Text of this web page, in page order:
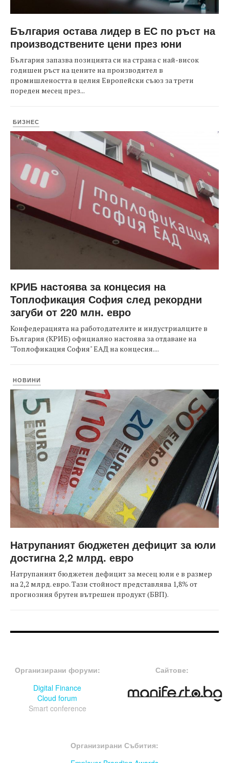
България остава лидер в ЕС по ръст на
производствените цени през юни
България запазва позицията си на страна с най-висок
годишен ръст на цените на производител в
промишлеността в целия Европейски съюз за трети
пореден месец през...
БИЗНЕС
КРИБ настоява за концесия на
Топлофикация София след рекордни
загуби от 220 млн. евро
Конфедерацията на работодателите и индустриалците в
България (КРИБ) официално настоява за отдаване на
"Топлофикация София" ЕАД на концесия....
НОВИНИ
Натрупаният бюджетен дефицит за юли
достигна 2,2 млрд. евро
Натрупаният бюджетен дефицит за месец юли е в размер
на 2,2 млрд. евро. Тази стойност представлява 1,8% от
прогнозния брутен вътрешен продукт (БВП).
Организирани форуми:
Digital Finance
Cloud forum
Smart conference
Сайтове:
Организирани Събития: